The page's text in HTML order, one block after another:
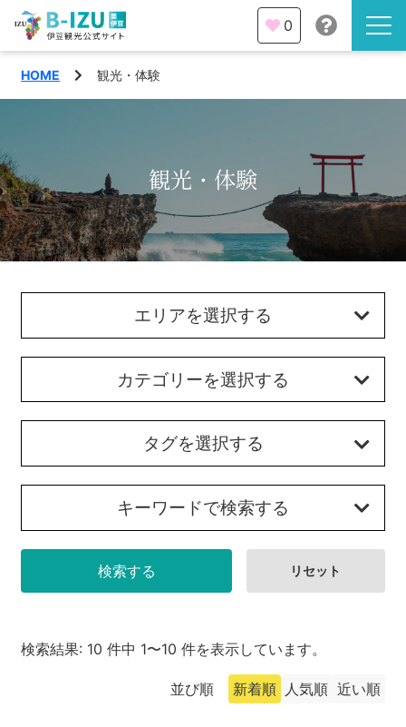
伊豆半島を知る
みる
あそぶ
あじわう
観光・体験
イベント
沼津市
三島市
函南町
西伊豆町
特集
AIルートプランナー
日本語
合同会社説明会
伊豆ワーケーション
0
HOME 観光・体験
観光・体験
エリアを選択する
カテゴリーを選択する
タグを選択する
キーワードで検索する
検索結果: 10 件中 1〜10 件を表示しています。
並び順 新着順 人気順 近い順